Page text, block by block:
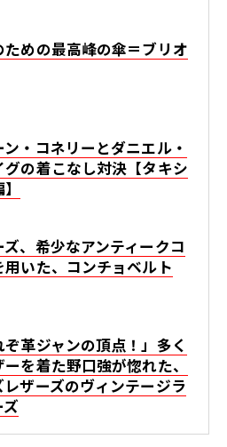
ための最高峰の傘＝ブリオ
ン・コネリーとダニエル・
グの着こなし対決【タキシ
ズ、希少なアンティークコ
用いた、コンチョベルト
ぞ革ジャンの頂点！」多く
ーを着た野口強が惚れた、
レザーズのヴィンテージラ
ズ